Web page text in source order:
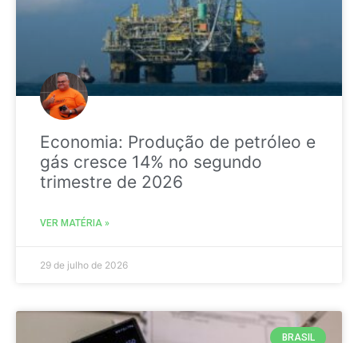
Economia: Produção de petróleo e
gás cresce 14% no segundo
trimestre de 2026
VER MATÉRIA »
29 de julho de 2026
BRASIL